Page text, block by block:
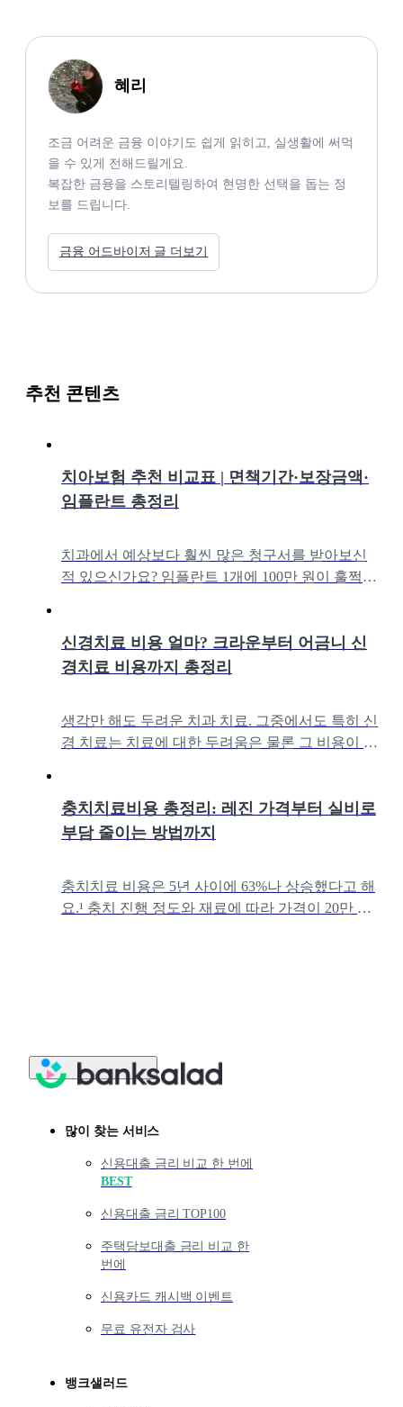
혜리
조금 어려운 금융 이야기도 쉽게 읽히고, 실생활에 써먹
을 수 있게 전해드릴게요.
복잡한 금융을 스토리텔링하여 현명한 선택을 돕는 정
보를 드립니다.
금융 어드바이저 글 더보기
추천 콘텐츠
치아보험 추천 비교표 | 면책기간·보장금액·
임플란트 총정리
치과에서 예상보다 훨씬 많은 청구서를 받아보신
적 있으신가요? 임플란트 1개에 100만 원이 훌쩍
신경치료 비용 얼마? 크라운부터 어금니 신
경치료 비용까지 총정리
생각만 해도 두려운 치과 치료. 그중에서도 특히 신
경 치료는 치료에 대한 두려움은 물론 그 비용이 얼
충치치료비용 총정리: 레진 가격부터 실비로
부담 줄이는 방법까지
충치치료 비용은 5년 사이에 63%나 상승했다고 해
요.¹ 충치 진행 정도와 재료에 따라 가격이 20만 원
많이 찾는 서비스
신용대출 금리 비교 한 번에
BEST
신용대출 금리 TOP100
주택담보대출 금리 비교 한
번에
신용카드 캐시백 이벤트
무료 유전자 검사
뱅크샐러드